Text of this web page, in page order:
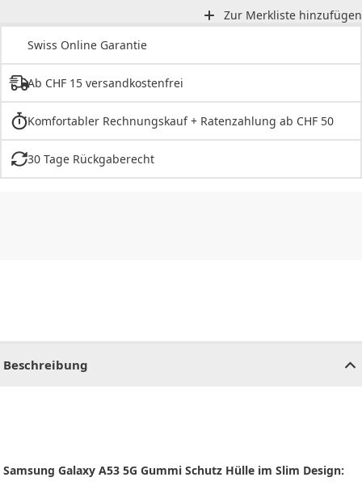
Zur Merkliste hinzufügen
Swiss Online Garantie
Ab CHF 15 versandkostenfrei
Komfortabler Rechnungskauf + Ratenzahlung ab CHF 50
30 Tage Rückgaberecht
Beschreibung
Samsung Galaxy A53 5G Gummi Schutz Hülle im Slim Design: